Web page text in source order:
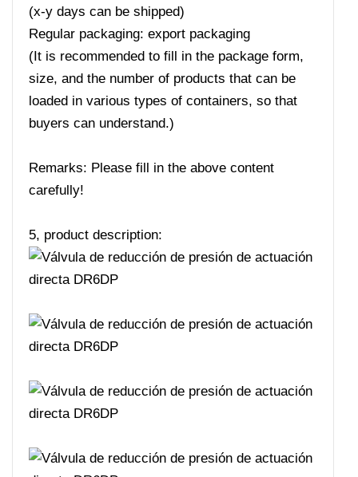
(x-y days can be shipped)
Regular packaging: export packaging
(It is recommended to fill in the package form,
size, and the number of products that can be
loaded in various types of containers, so that
buyers can understand.)
Remarks: Please fill in the above content
carefully!
5, product description: